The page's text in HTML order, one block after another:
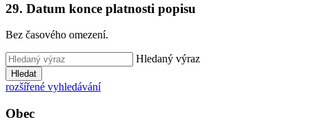
29. Datum konce platnosti popisu
Bez časového omezení.
Hledaný výraz
Hledat
rozšířené vyhledávání
Obec